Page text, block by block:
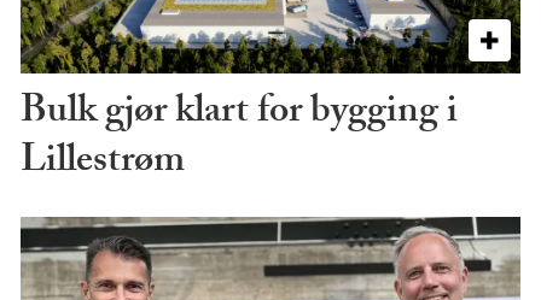
Bulk gjør klart for bygging i
Lillestrøm